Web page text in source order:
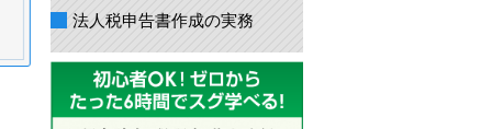
法人税申告書作成の実務